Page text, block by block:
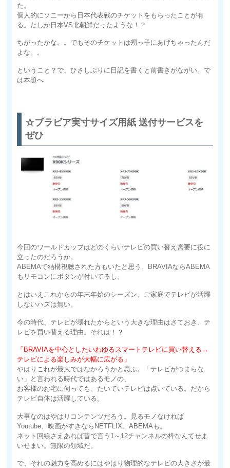
た。
個人的にソニーから日本代表戦のチケットをもらったことが有
る。たしか日本VS北朝鮮だったような！？
ちがったかな。。でもそのチケットは甥っ子にあげちゃったんだ
よな。。
ということ？で、ひさしぶりに日記を書くと前書きがながい。で
は本題へ
☆ブラビア実寸サイズ用紙 送付サービスを
ぜひ
今回のワールドカップはどのくらいテレビの買い替え需要に役に
立ったのだろうか。
ABEMAで結構視聴された方もいたと思う。BRAVIAならABEMA
もリモコンにボタンが付いてるし。
とはいえこれからの年末年始のシーズン、ご家庭でテレビが活躍
しないハズは無い。
今の時代、テレビが壊れたからという大きな理由はさておき、テ
レビを買い替える理由。それは！？
「BRAVIAを中心としたいわゆるスマートテレビに買い替える→
テレビによる楽しみが大幅に広がる」
やはりこれが最大ではなかろうかと思ふ。「テレビがつまらな
い」と言われる時代ではあるモノの、
お客様のお宅に伺っても、たいていテレビは点いている。だから
テレビ自体は活躍している。
大事なのはやはりコンテンツだろう。見るモノなければ
Youtube、映画がすきならNETFLIX。ABEMAも。
ネット回線さえあれば昔で言う1～12チャンネルの枠なんてせま
いせまい。無限の領域だ。
で、それの魅力を高めるにはやはり物理的なテレビの大きさが最